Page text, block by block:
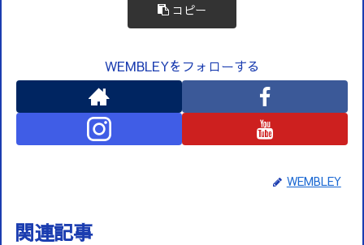
コピー
WEMBLEYをフォローする
WEMBLEY
関連記事